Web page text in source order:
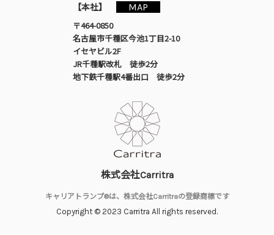
【本社】
MAP
〒464-0850
名古屋市千種区今池1丁目2-10
イセヤビル2F
JR千種駅改札 徒歩2分
地下鉄千種駅4番出口 徒歩2分
株式会社Carritra
キャリアトランプ®は、株式会社Carritraの登録商標です
Copyright © 2023 Carritra All rights reserved.